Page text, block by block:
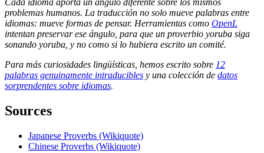
problemas humanos. La traducción no solo mueve palabras entre
idiomas: mueve formas de pensar. Herramientas como OpenL
intentan preservar ese ángulo, para que un proverbio yoruba siga
sonando yoruba, y no como si lo hubiera escrito un comité.
Para más curiosidades lingüísticas, hemos escrito sobre 12
palabras genuinamente intraducibles y una colección de datos
sorprendentes sobre idiomas.
Sources
Japanese Proverbs (Wikiquote)
Chinese Proverbs (Wikiquote)